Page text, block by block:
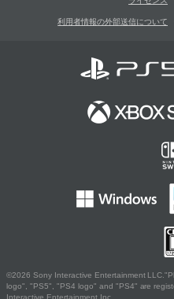
利用者情報の外部送信について
©2026 Sony Interactive Entertainment
logo", "PS5", "PS4 logo" and "PS4" are
Interactive Entertainment Inc.